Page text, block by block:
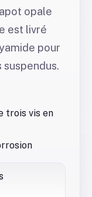
opale
est livré
pour
trois vis en